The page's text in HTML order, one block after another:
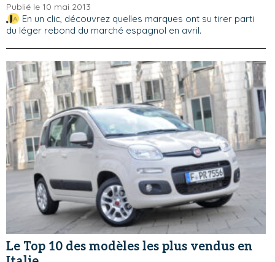
Publié le 10 mai 2013
En un clic, découvrez quelles marques ont su tirer parti
du léger rebond du marché espagnol en avril.
Le Top 10 des modèles les plus vendus en